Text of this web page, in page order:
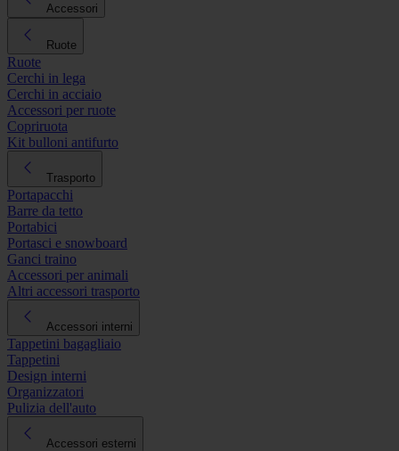
Accessori
Ruote
Ruote
Cerchi in lega
Cerchi in acciaio
Accessori per ruote
Copriruota
Kit bulloni antifurto
Trasporto
Portapacchi
Barre da tetto
Portabici
Portasci e snowboard
Ganci traino
Accessori per animali
Altri accessori trasporto
Accessori interni
Tappetini bagagliaio
Tappetini
Design interni
Organizzatori
Pulizia dell'auto
Accessori esterni